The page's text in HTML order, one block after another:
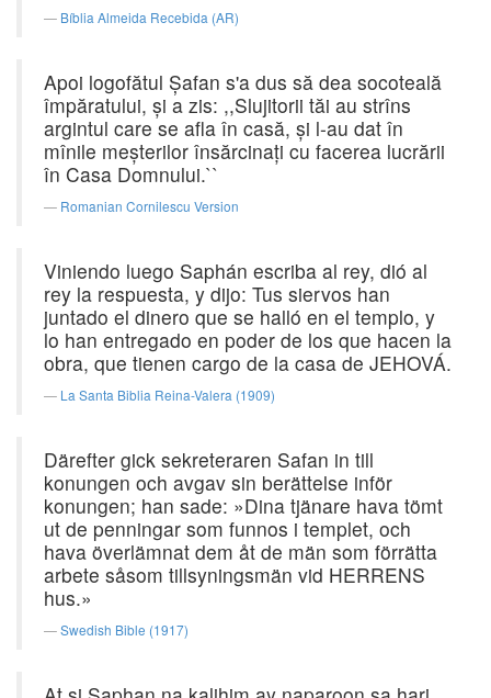
Bíblia Almeida Recebida (AR)
Apoi logofătul Şafan s'a dus să dea socoteală
împăratului, şi a zis: ,,Slujitorii tăi au strîns
argintul care se afla în casă, şi l-au dat în
mînile meşterilor însărcinaţi cu facerea lucrării
în Casa Domnului.``
Romanian Cornilescu Version
Viniendo luego Saphán escriba al rey, dió al
rey la respuesta, y dijo: Tus siervos han
juntado el dinero que se halló en el templo, y
lo han entregado en poder de los que hacen la
obra, que tienen cargo de la casa de JEHOVÁ.
La Santa Biblia Reina-Valera (1909)
Därefter gick sekreteraren Safan in till
konungen och avgav sin berättelse inför
konungen; han sade: »Dina tjänare hava tömt
ut de penningar som funnos i templet, och
hava överlämnat dem åt de män som förrätta
arbete såsom tillsyningsmän vid HERRENS
hus.»
Swedish Bible (1917)